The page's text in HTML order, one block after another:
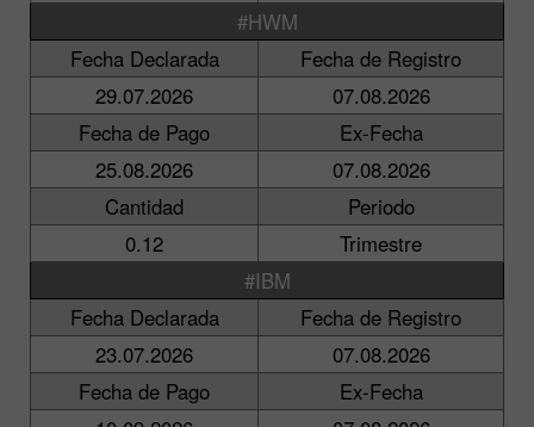
#HWM
Fecha Declarada
Fecha de Registro
29.07.2026
07.08.2026
Fecha de Pago
Ex-Fecha
25.08.2026
07.08.2026
Cantidad
Periodo
0.12
Trimestre
#IBM
Fecha Declarada
Fecha de Registro
23.07.2026
07.08.2026
Fecha de Pago
Ex-Fecha